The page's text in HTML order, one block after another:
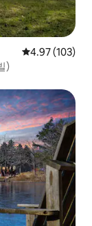
평점 4.97점(5
4.97 (103)
)